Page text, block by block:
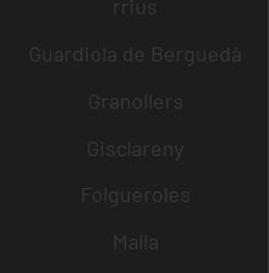
rrius
Guardiola de Berguedà
Granollers
Gisclareny
Folgueroles
Malla